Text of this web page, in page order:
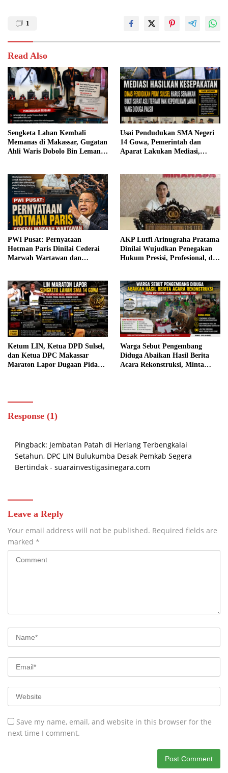
1
Read Also
Sengketa Lahan Kembali
Memanas di Makassar, Gugatan
Ahli Waris Dobolo Bin Lemang
Dugaan Perbuatan Melawan
Hukum
Usai Pendudukan SMA Negeri
14 Gowa, Pemerintah dan
Aparat Lakukan Mediasi,
PWI Pusat: Pernyataan
Hotman Paris Dinilai Cederai
Marwah Wartawan dan
AKP Lutfi Arinugraha Pratama
Dinilai Wujudkan Penegakan
Hukum Presisi, Profesional, dan
Ketum LIN, Ketua DPD Sulsel,
dan Ketua DPC Makassar
Maraton Lapor Dugaan Pidana
Warga Sebut Pengembang
Diduga Abaikan Hasil Berita
Acara Rekonstruksi, Minta
Response (1)
Pingback: Jembatan Patah di Herlang Terbengkalai
Setahun, DPC LIN Bulukumba Desak Pemkab Segera
Bertindak - suarainvestigasinegara.com
Leave a Reply
Your email address will not be published. Required fields are
marked *
Save my name, email, and website in this browser for the
next time I comment.